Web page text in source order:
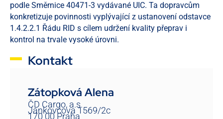
podle Směrnice 40471-3 vydávané UIC. Ta dopravcům
konkretizuje povinnosti vyplývající z ustanovení odstavce
1.4.2.2.1 Řádu RID s cílem udržení kvality přeprav i
kontrol na trvale vysoké úrovni.
Kontakt
Zátopková Alena
ČD Cargo, a.s.
Jankovcova 1569/2c
170 00 Praha